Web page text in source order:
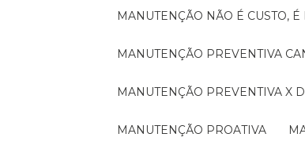
MANUTENÇÃO NÃO É CUSTO,
MANUTENÇÃO PREVENTIVA
MANUTENÇÃO PREVENTIVA
MANUTENÇÃO PROATIVA